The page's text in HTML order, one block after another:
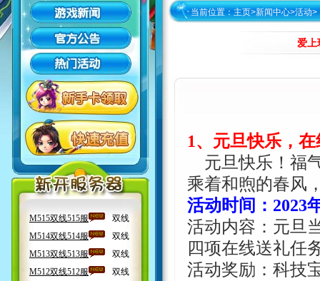
当前位置： 主页>新闻中心>活动>
爱上
1、元旦快乐，
元旦快乐！福
乘着和煦的春风
活动时间： 2023
活动内容：元旦
四项在线送礼任
活动奖励：科技